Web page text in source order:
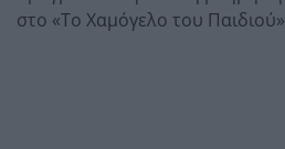
στο «Το Χαμόγελο του